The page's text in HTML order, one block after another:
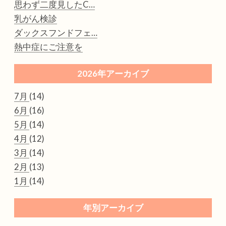
思わず二度見したC…
乳がん検診
ダックスフンドフェ…
熱中症にご注意を
2026年アーカイブ
7月 (14)
6月 (16)
5月 (14)
4月 (12)
3月 (14)
2月 (13)
1月 (14)
年別アーカイブ